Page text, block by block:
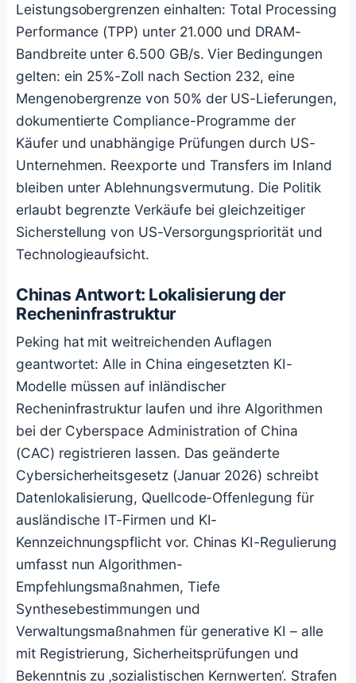
Leistungsobergrenzen einhalten: Total Processing
Performance (TPP) unter 21.000 und DRAM-
Bandbreite unter 6.500 GB/s. Vier Bedingungen
gelten: ein 25%-Zoll nach Section 232, eine
Mengenobergrenze von 50% der US-Lieferungen,
dokumentierte Compliance-Programme der
Käufer und unabhängige Prüfungen durch US-
Unternehmen. Reexporte und Transfers im Inland
bleiben unter Ablehnungsvermutung. Die Politik
erlaubt begrenzte Verkäufe bei gleichzeitiger
Sicherstellung von US-Versorgungspriorität und
Technologieaufsicht.
Chinas Antwort: Lokalisierung der
Recheninfrastruktur
Peking hat mit weitreichenden Auflagen
geantwortet: Alle in China eingesetzten KI-
Modelle müssen auf inländischer
Recheninfrastruktur laufen und ihre Algorithmen
bei der Cyberspace Administration of China
(CAC) registrieren lassen. Das geänderte
Cybersicherheitsgesetz (Januar 2026) schreibt
Datenlokalisierung, Quellcode-Offenlegung für
ausländische IT-Firmen und KI-
Kennzeichnungspflicht vor. Chinas KI-Regulierung
umfasst nun Algorithmen-
Empfehlungsmaßnahmen, Tiefe
Synthesebestimmungen und
Verwaltungsmaßnahmen für generative KI – alle
mit Registrierung, Sicherheitsprüfungen und
Bekenntnis zu ‚sozialistischen Kernwerten‘. Strafen